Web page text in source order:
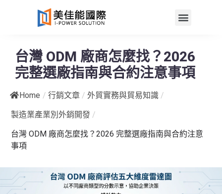
台灣 ODM 廠商怎麼找？2026
完整選廠指南與合約注意事項
Home / 行銷文章 / 外貿實務與貿易知識 /
製造業產業別外銷開發 /
台灣 ODM 廠商怎麼找？2026 完整選廠指南與合約注意
事項